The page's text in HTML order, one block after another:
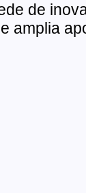
de
amplia